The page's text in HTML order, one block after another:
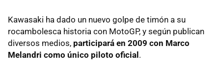
Kawasaki ha dado un nuevo golpe de timón a su
rocambolesca historia con MotoGP, y según publican
diversos medios, participará en 2009 con Marco
Melandri como único piloto oficial .